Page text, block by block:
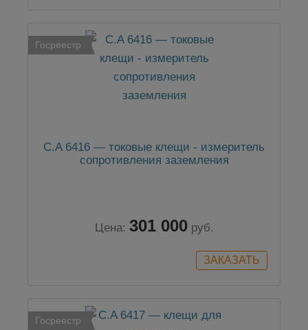
Госреестр
C.A 6416 — токовые клещи - измеритель
сопротивления заземления
Цена: 301 000 руб.
Госреестр